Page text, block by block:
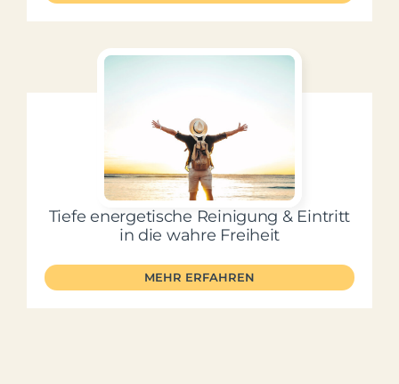
Tiefe energetische Reinigung & Eintritt
in die wahre Freiheit
MEHR ERFAHREN